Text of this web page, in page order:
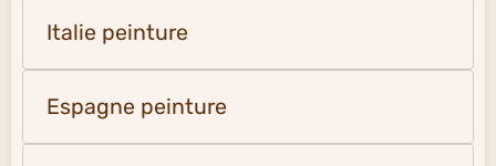
Italie peinture
Espagne peinture